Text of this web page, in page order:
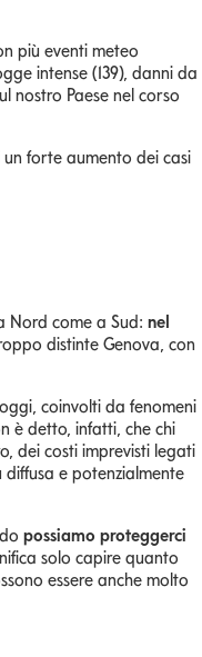
più eventi meteo
intense (139), danni da
nostro Paese nel corso
forte aumento dei casi
Nord come a Sud: nel
distinte Genova, con
coinvolti da fenomeni
è detto, infatti, che chi
dei costi imprevisti legati
e potenzialmente
possiamo proteggerci
solo capire quanto
essere anche molto